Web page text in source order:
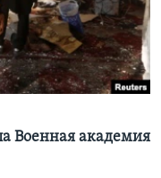
Военная академия